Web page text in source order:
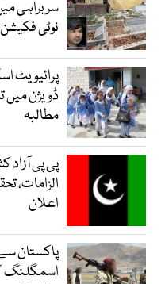
سربراہی
نوٹی
پرائیویٹ
ڈویژن میں
مطالبہ
پی پی
الزامات،
اعلان
پاکستان
اسمگلنگ